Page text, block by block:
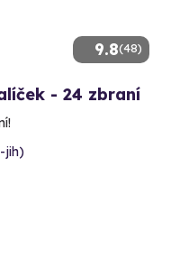
9.8(48)
- 24 zbraní
jih)